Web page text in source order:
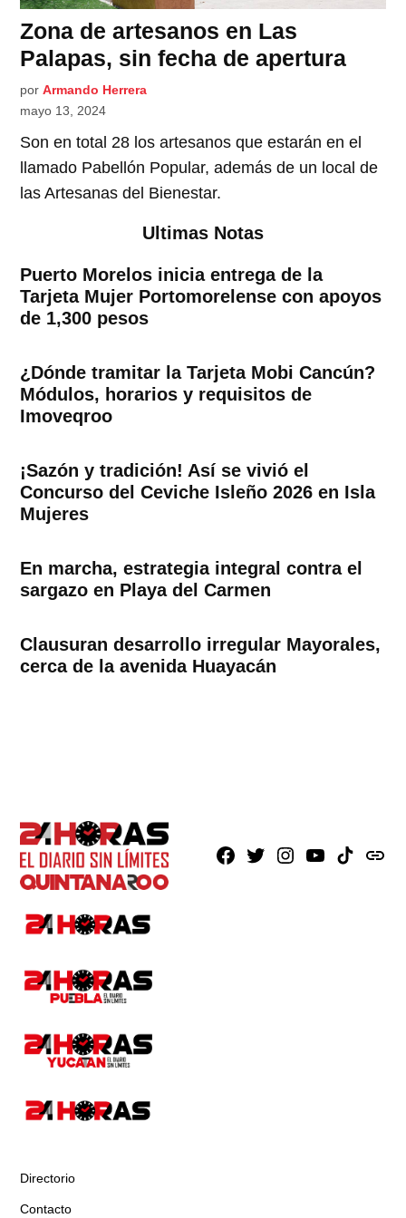
Zona de artesanos en Las
Palapas, sin fecha de apertura
por Armando Herrera
mayo 13, 2024
Son en total 28 los artesanos que estarán en el
llamado Pabellón Popular, además de un local de
las Artesanas del Bienestar.
Ultimas Notas
Puerto Morelos inicia entrega de la
Tarjeta Mujer Portomorelense con apoyos
de 1,300 pesos
¿Dónde tramitar la Tarjeta Mobi Cancún?
Módulos, horarios y requisitos de
Imoveqroo
¡Sazón y tradición! Así se vivió el
Concurso del Ceviche Isleño 2026 en Isla
Mujeres
En marcha, estrategia integral contra el
sargazo en Playa del Carmen
Clausuran desarrollo irregular Mayorales,
cerca de la avenida Huayacán
Facebook
X Instagram
YoutubeTikTokissuu
Directorio
Contacto